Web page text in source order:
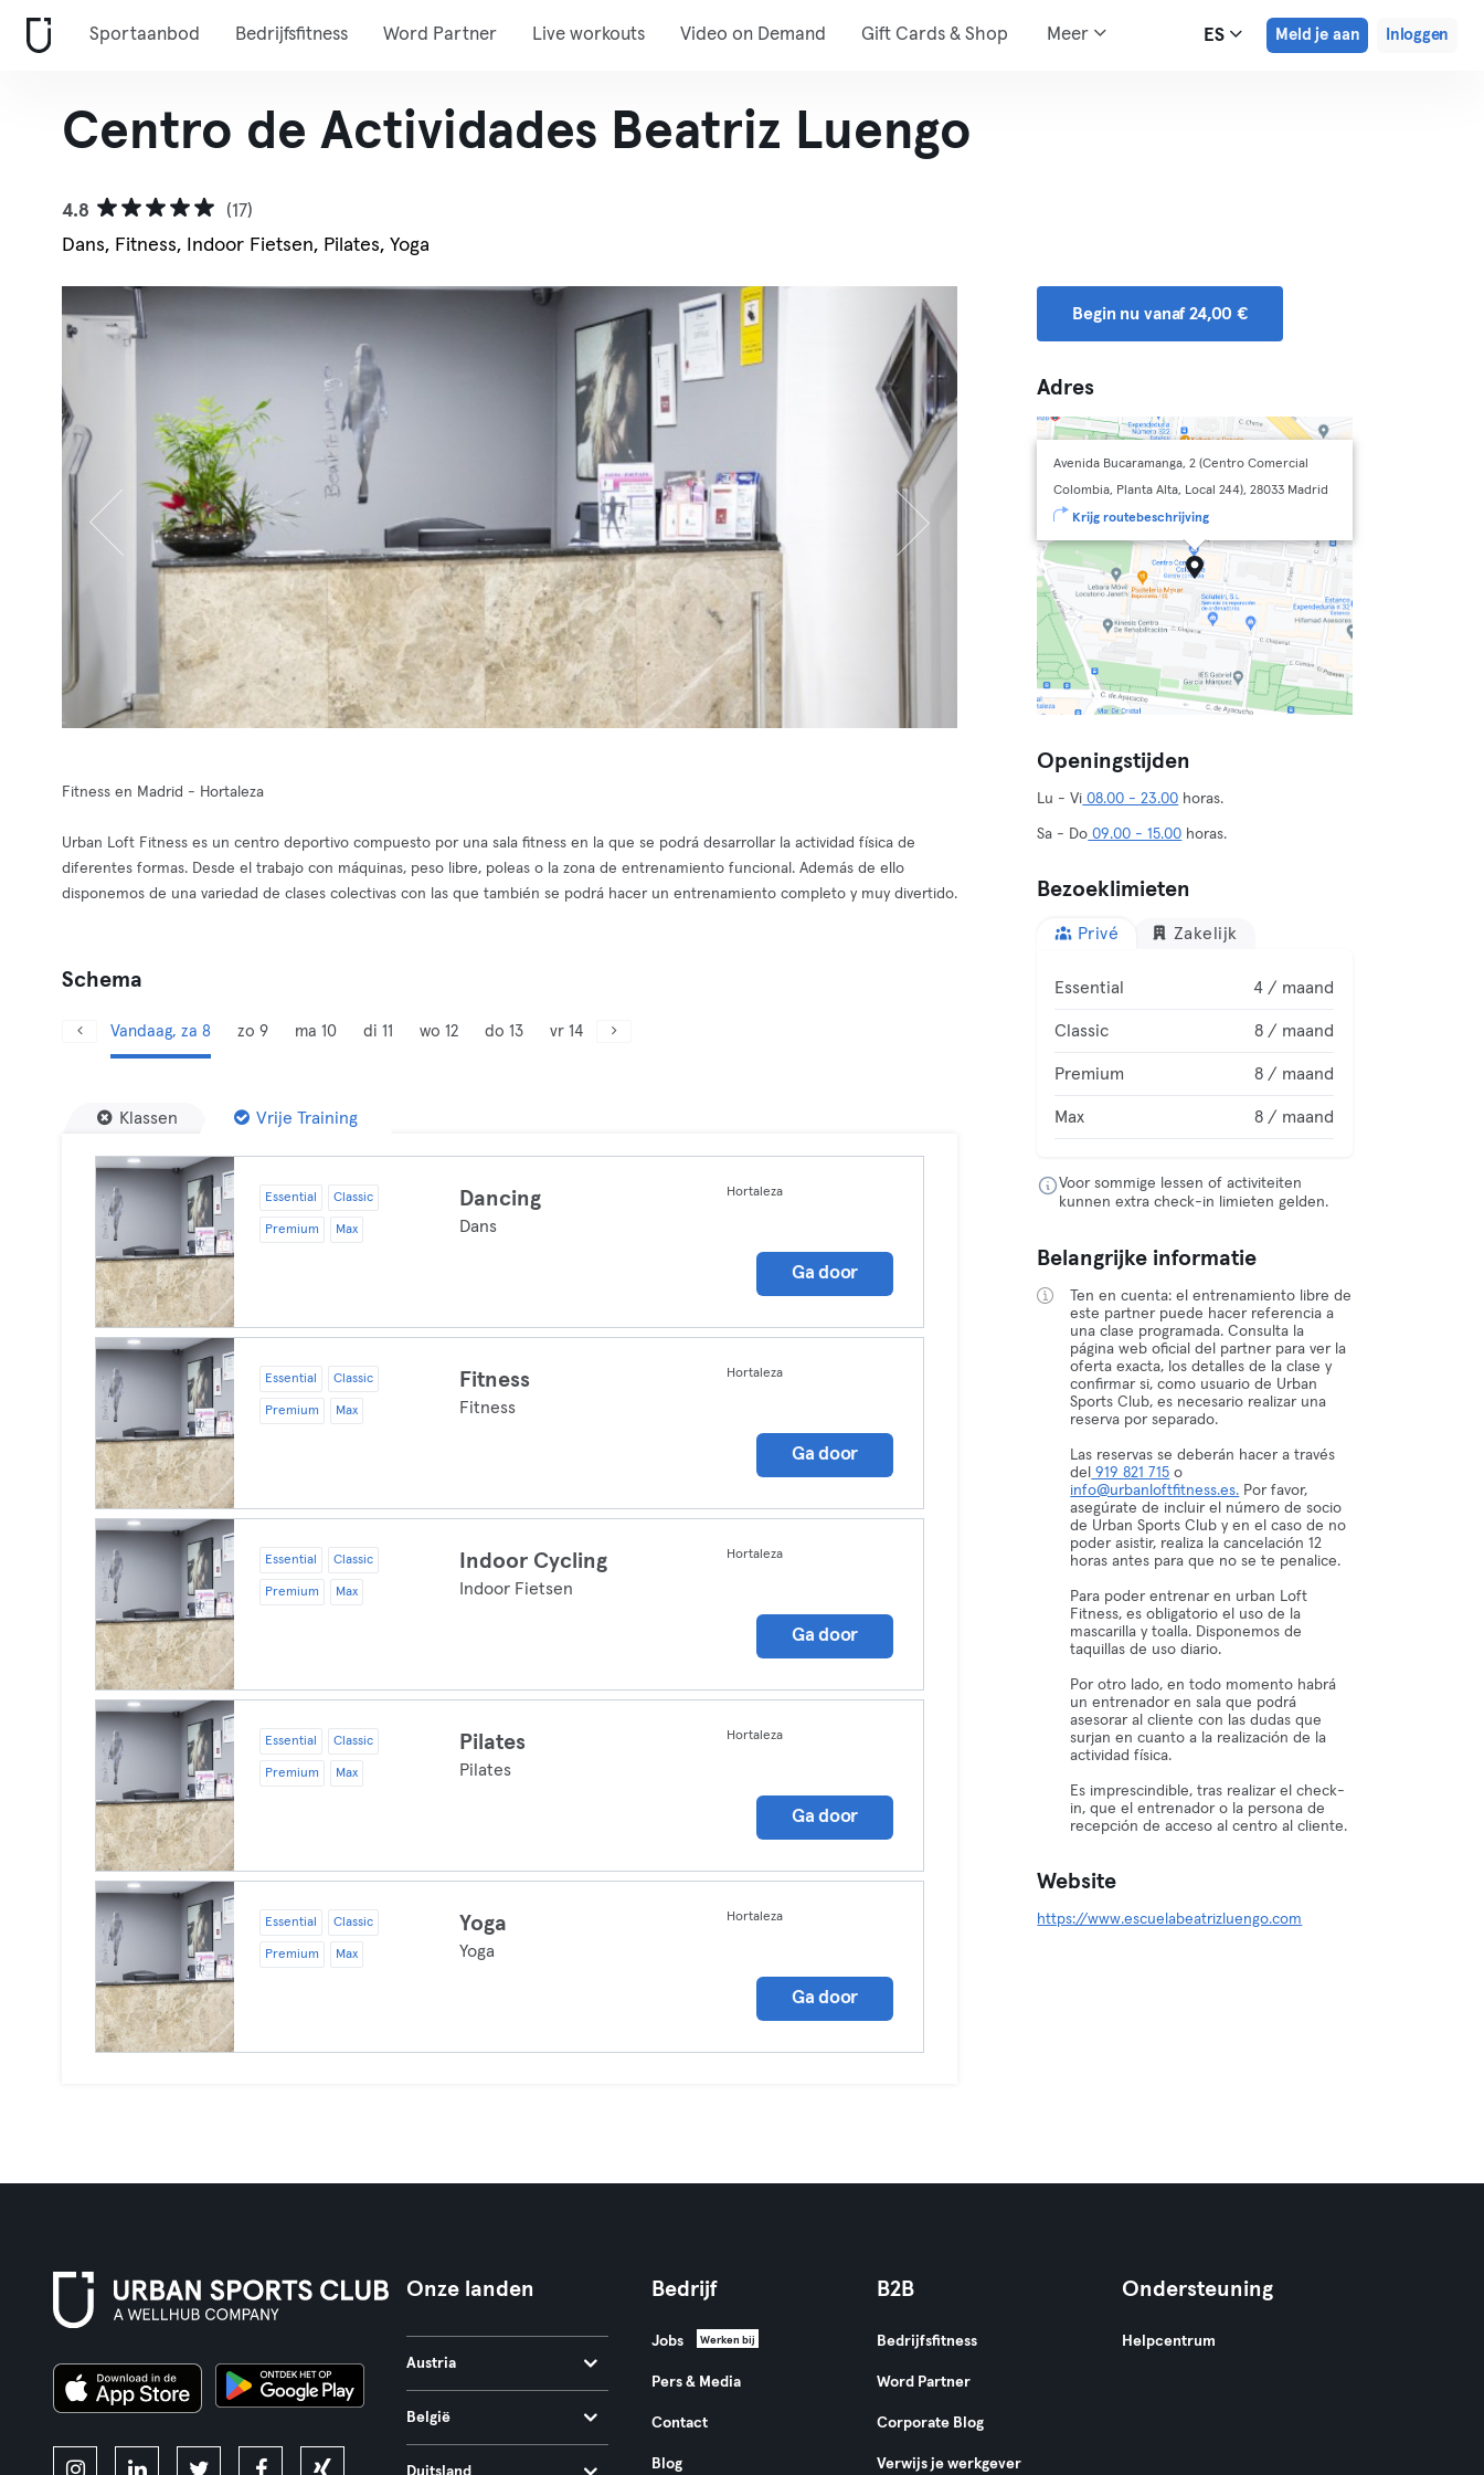
Sportaanbod Bedrijfsfitness Word Partner Live workouts Video on Demand Gift Cards & Shop Meer ES Meld je aan Inloggen
Centro de Actividades Beatriz Luengo
4.8
(17)
Dans, Fitness, Indoor Fietsen, Pilates, Yoga
Fitness en Madrid - Hortaleza
Urban Loft Fitness es un centro deportivo compuesto por una sala fitness en la que se podrá desarrollar la actividad física de
diferentes formas. Desde el trabajo con máquinas, peso libre, poleas o la zona de entrenamiento funcional. Además de ello
disponemos de una variedad de clases colectivas con las que también se podrá hacer un entrenamiento completo y muy divertido.
Schema
Vandaag, za 8 zo 9 ma 10 di 11 wo 12 do 13 vr 14
Klassen Vrije Training
Essential Classic
Premium Max
Dancing
Dans
Hortaleza
Ga door
Essential Classic
Premium Max
Fitness
Fitness
Hortaleza
Ga door
Essential Classic
Premium Max
Indoor Cycling
Indoor Fietsen
Hortaleza
Ga door
Essential Classic
Premium Max
Pilates
Pilates
Hortaleza
Ga door
Essential Classic
Premium Max
Yoga
Yoga
Hortaleza
Ga door
Begin nu vanaf 24,00 €
Adres
Avenida Bucaramanga, 2 (Centro Comercial
Colombia, Planta Alta, Local 244), 28033 Madrid
Krijg routebeschrijving
Openingstijden
Lu - Vi 08.00 - 23.00 horas.
Sa - Do 09.00 - 15.00 horas.
Bezoeklimieten
Privé Zakelijk
Essential 4 / maand
Classic 8 / maand
Premium 8 / maand
Max 8 / maand
Voor sommige lessen of activiteiten
kunnen extra check-in limieten gelden.
Belangrijke informatie
Ten en cuenta: el entrenamiento libre de
este partner puede hacer referencia a
una clase programada. Consulta la
página web oficial del partner para ver la
oferta exacta, los detalles de la clase y
confirmar si, como usuario de Urban
Sports Club, es necesario realizar una
reserva por separado.
Las reservas se deberán hacer a través
del 919 821 715 o
info@urbanloftfitness.es. Por favor,
asegúrate de incluir el número de socio
de Urban Sports Club y en el caso de no
poder asistir, realiza la cancelación 12
horas antes para que no se te penalice.
Para poder entrenar en urban Loft
Fitness, es obligatorio el uso de la
mascarilla y toalla. Disponemos de
taquillas de uso diario.
Por otro lado, en todo momento habrá
un entrenador en sala que podrá
asesorar al cliente con las dudas que
surjan en cuanto a la realización de la
actividad física.
Es imprescindible, tras realizar el check-
in, que el entrenador o la persona de
recepción de acceso al centro al cliente.
Website
https://www.escuelabeatrizluengo.com
Onze landen
Austria
België
Duitsland
Bedrijf
Jobs Werken bij
Pers & Media
Contact
Blog
B2B
Bedrijfsfitness
Word Partner
Corporate Blog
Verwijs je werkgever
Ondersteuning
Helpcentrum